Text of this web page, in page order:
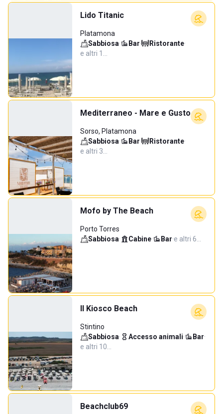
Lido Titanic
Platamona
Sabbiosa· Bar· Ristorante·
e altri 1…
Mediterraneo - Mare e Gusto
Sorso, Platamona
Sabbiosa· Bar· Ristorante·
e altri 3…
Mofo by The Beach
Porto Torres
Sabbiosa· Cabine· Bar·e altri 6…
Il Kiosco Beach
Stintino
Sabbiosa· Accesso animali· Bar·
e altri 10…
Beachclub69